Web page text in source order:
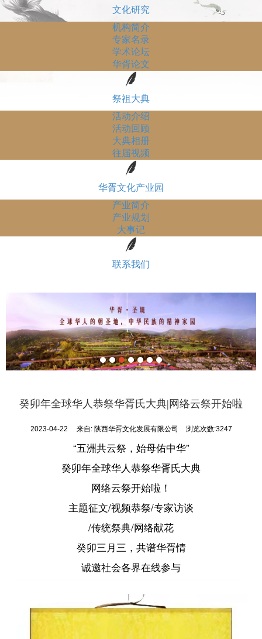
文化研究
机构简介
专家名录
学术论坛
华胥论文
祭祖大典
活动介绍
活动回顾
大典相册
往届视频
华胥文化产业园
产业简介
产业规划
大事记
联系我们
癸卯年全球华人恭祭华胥氏大典|网络云祭开始啦
2023-04-22 来自: 陕西华胥文化发展有限公司 浏览次数:3247
“五洲共云祭，始母佑中华”
癸卯年全球华人恭祭华胥氏大典
网络云祭开始啦！
主题征文/视频恭祭/专家访谈
/传统祭典/网络献花
癸卯三月三，共谱华胥情
诚邀社会各界在线参与